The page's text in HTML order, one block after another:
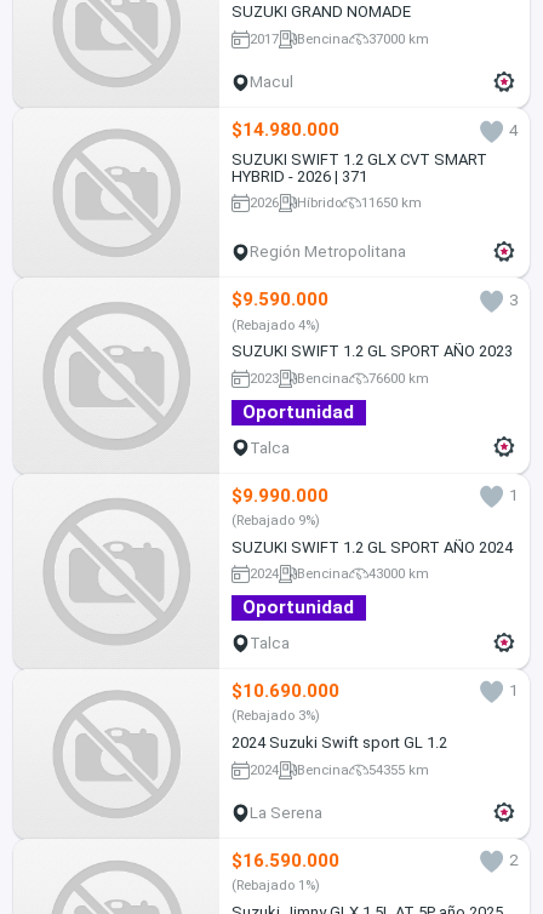
SUZUKI GRAND NOMADE
2017 Bencina 37000 km
Macul
$14.980.000
4
SUZUKI SWIFT 1.2 GLX CVT SMART
HYBRID - 2026 | 371
2026 Híbrido 11650 km
Región Metropolitana
$9.590.000 3
(Rebajado 4%)
SUZUKI SWIFT 1.2 GL SPORT AÑO 2023
2023 Bencina 76600 km
Oportunidad
Talca
$9.990.000 1
(Rebajado 9%)
SUZUKI SWIFT 1.2 GL SPORT AÑO 2024
2024 Bencina 43000 km
Oportunidad
Talca
$10.690.000 1
(Rebajado 3%)
2024 Suzuki Swift sport GL 1.2
2024 Bencina 54355 km
La Serena
$16.590.000 2
(Rebajado 1%)